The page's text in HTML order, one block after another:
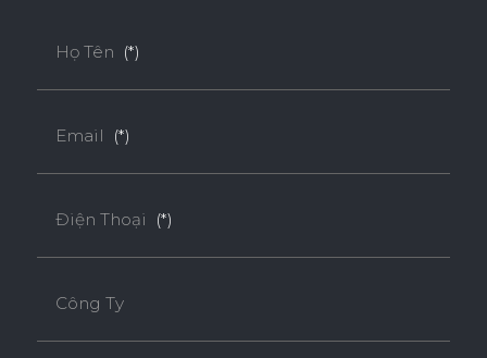
Họ Tên (*)
Email (*)
Điện Thoại (*)
Công Ty